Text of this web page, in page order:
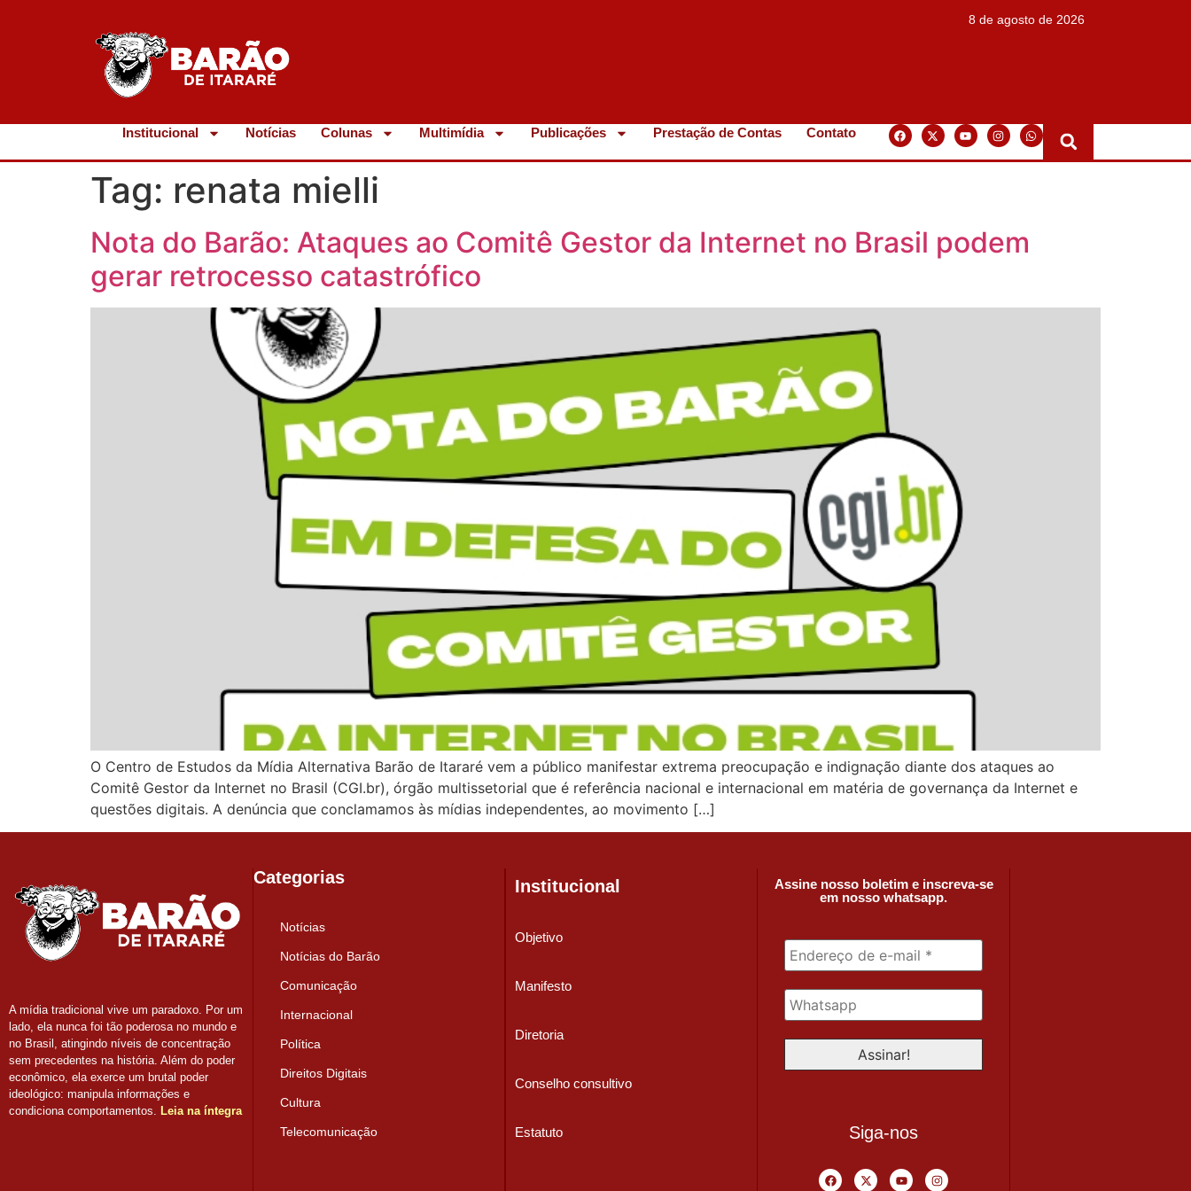
8 de agosto de 2026
Institucional Notícias Colunas Multimídia Publicações Prestação de Contas Contato
Tag: renata mielli
Nota do Barão: Ataques ao Comitê Gestor da Internet no Brasil podem
gerar retrocesso catastrófico
O Centro de Estudos da Mídia Alternativa Barão de Itararé vem a público manifestar extrema preocupação e indignação diante dos ataques ao
Comitê Gestor da Internet no Brasil (CGI.br), órgão multissetorial que é referência nacional e internacional em matéria de governança da Internet e
questões digitais. A denúncia que conclamamos às mídias independentes, ao movimento […]
A mídia tradicional vive um paradoxo. Por um
lado, ela nunca foi tão poderosa no mundo e
no Brasil, atingindo níveis de concentração
sem precedentes na história. Além do poder
econômico, ela exerce um brutal poder
ideológico: manipula informações e
condiciona comportamentos.
Leia na íntegra
Categorias
Notícias
Notícias do Barão
Comunicação
Internacional
Política
Direitos Digitais
Cultura
Telecomunicação
Institucional
Objetivo
Manifesto
Diretoria
Conselho consultivo
Estatuto
Assine nosso boletim e inscreva-se
em nosso whatsapp.
Siga-nos